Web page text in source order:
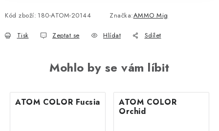
Kód zboží: 180-ATOM-20144 Značka:AMMO Mig
Tisk Zeptat se Hlídat Sdílet
Mohlo by se vám líbit
ATOM COLOR Fucsia
ATOM COLOR
Orchid